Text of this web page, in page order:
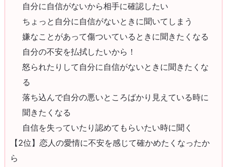
自分に自信がないから相手に確認したい
ちょっと自分に自信がないときに聞いてしまう
嫌なことがあって傷ついているときに聞きたくなる
自分の不安を払拭したいから！
怒られたりして自分に自信がないときに聞きたくな
る
落ち込んで自分の悪いところばかり見えている時に
聞きたくなる
自信を失っていたり認めてもらいたい時に聞く
【2位】恋人の愛情に不安を感じて確かめたくなったか
ら